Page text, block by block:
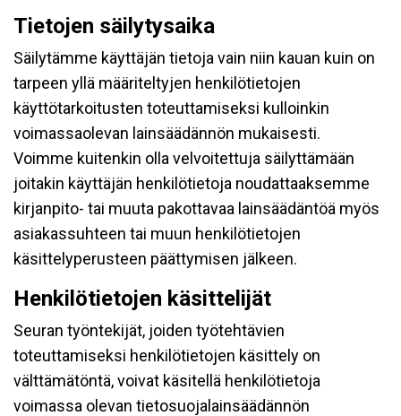
Tietojen säilytysaika
Säilytämme käyttäjän tietoja vain niin kauan kuin on
tarpeen yllä määriteltyjen henkilötietojen
käyttötarkoitusten toteuttamiseksi kulloinkin
voimassaolevan lainsäädännön mukaisesti.
Voimme kuitenkin olla velvoitettuja säilyttämään
joitakin käyttäjän henkilötietoja noudattaaksemme
kirjanpito- tai muuta pakottavaa lainsäädäntöä myös
asiakassuhteen tai muun henkilötietojen
käsittelyperusteen päättymisen jälkeen.
Henkilötietojen käsittelijät
Seuran työntekijät, joiden työtehtävien
toteuttamiseksi henkilötietojen käsittely on
välttämätöntä, voivat käsitellä henkilötietoja
voimassa olevan tietosuojalainsäädännön